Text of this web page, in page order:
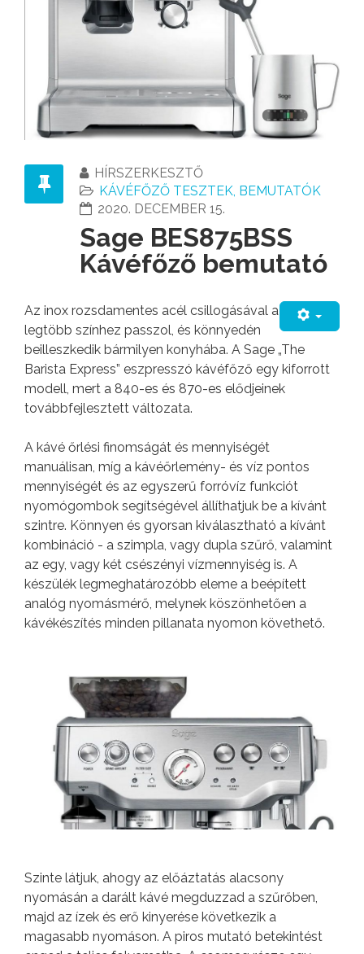
HÍRSZERKESZTŐ
KÁVÉFŐZŐ TESZTEK, BEMUTATÓK
2020. DECEMBER 15.
Sage BES875BSS
Kávéfőző bemutató
Az inox rozsdamentes acél csillogásával a
legtöbb színhez passzol, és könnyedén
beilleszkedik bármilyen konyhába. A Sage „The
Barista Express” eszpresszó kávéfőző egy kiforrott
modell, mert a 840-es és 870-es elődjeinek
továbbfejlesztett változata.
A kávé őrlési finomságát és mennyiségét
manuálisan, míg a kávéőrlemény- és víz pontos
mennyiségét és az egyszerű forróvíz funkciót
nyomógombok segítségével állíthatjuk be a kívánt
szintre. Könnyen és gyorsan kiválasztható a kívánt
kombináció - a szimpla, vagy dupla szűrő, valamint
az egy, vagy két csészényi vízmennyiség is. A
készülék legmeghatározóbb eleme a beépített
analóg nyomásmérő, melynek köszönhetően a
kávékészítés minden pillanata nyomon követhető.
Szinte látjuk, ahogy az előáztatás alacsony
nyomásán a darált kávé megduzzad a szűrőben,
majd az ízek és erő kinyerése következik a
magasabb nyomáson. A piros mutató betekintést